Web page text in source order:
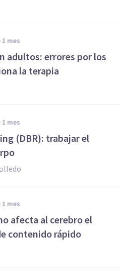
1 mes
adultos: errores por los
la terapia
1 mes
(DBR): trabajar el
1 mes
afecta al cerebro el
contenido rápido